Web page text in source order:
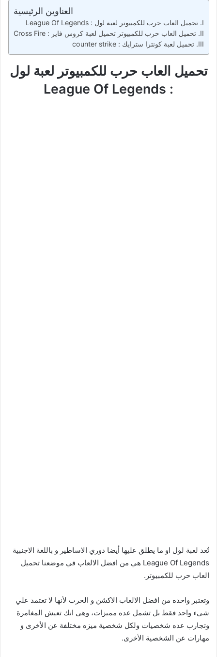
العناوين الرئيسية
تحميل العاب حرب للكمبيوتر لعبة لول : League Of Legends
تحميل العاب حرب للكمبيوتر تحميل لعبة كروس فاير : Cross Fire
تحميل لعبة كونترا سترايك : counter strike
تحميل العاب حرب للكمبيوتر لعبة لول
: League Of Legends
تُعد لعبة لول او ما يطلق عليها أيضا دوري الاساطير و باللغة الاجنبية
League Of Legends هي من افضل الالعاب في موضعنا تحميل
العاب حرب للكمبيوتر.
وتعتبر واحده من افضل الالعاب الاكشن و الحرب لأنها لا تعتمد علي
شيء واحد فقط بل تشمل عده مميزات، وهي انك تعيش المغامرة
وتجارب عده شخصيات ولكل شخصية ميزه مختلفة عن الأخرى و
مهارات عن الشخصية الأخرى.